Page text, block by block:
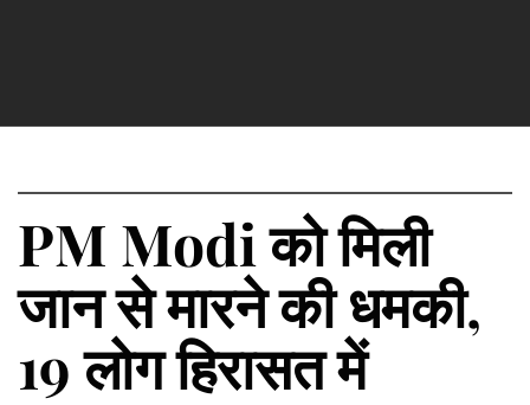
PM Modi को मिली
जान से मारने की धमकी,
19 लोग हिरासत में